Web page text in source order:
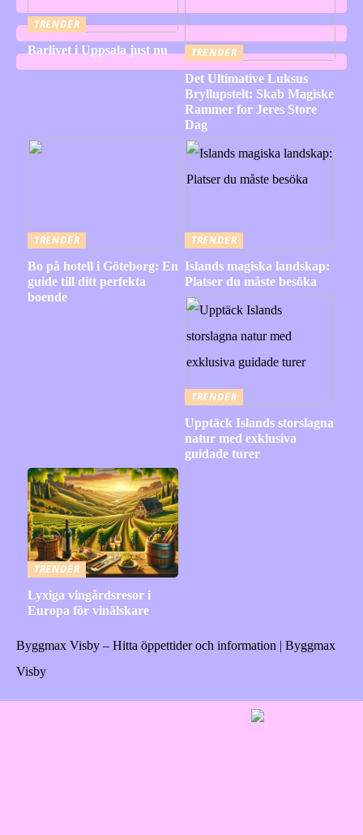
TRENDER
Barlivet i Uppsala just nu
TRENDER
Det Ultimative Luksus
Bryllupstelt: Skab Magiske
Rammer for Jeres Store
Dag
TRENDER
Bo på hotell i Göteborg: En
guide till ditt perfekta
boende
TRENDER
Islands magiska landskap:
Platser du måste besöka
TRENDER
Upptäck Islands storslagna
natur med exklusiva
guidade turer
TRENDER
Lyxiga vingårdsresor i
Europa för vinälskare
Byggmax Visby – Hitta öppettider och information | Byggmax
Visby